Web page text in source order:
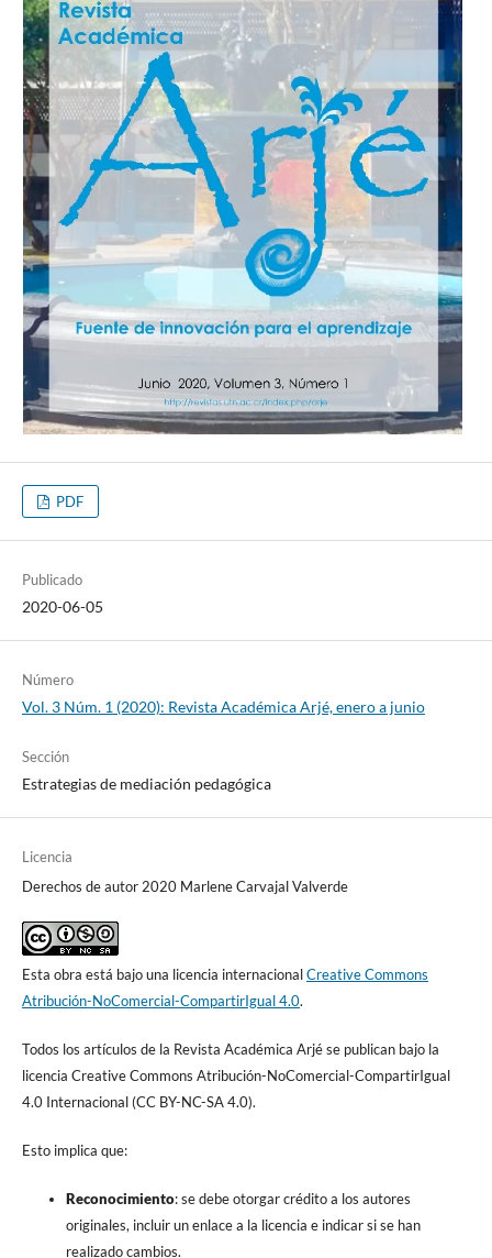
PDF
Publicado
2020-06-05
Número
Vol. 3 Núm. 1 (2020): Revista Académica Arjé, enero a junio
Sección
Estrategias de mediación pedagógica
Licencia
Derechos de autor 2020 Marlene Carvajal Valverde
Esta obra está bajo una licencia internacionalCreative Commons
Atribución-NoComercial-CompartirIgual 4.0.
Todos los artículos de la Revista Académica Arjé se publican bajo la
licencia Creative Commons Atribución-NoComercial-CompartirIgual
4.0 Internacional (CC BY-NC-SA 4.0).
Esto implica que:
Reconocimiento: se debe otorgar crédito a los autores
originales, incluir un enlace a la licencia e indicar si se han
realizado cambios.